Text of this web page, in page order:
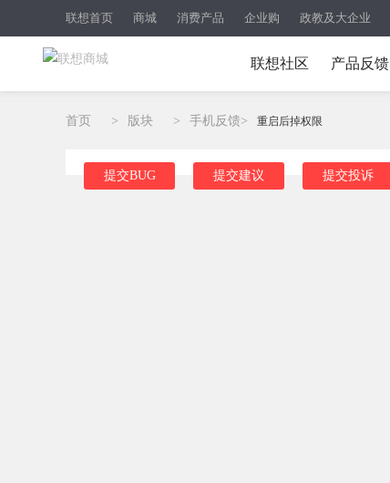
联想首页 商城 消费产品 企业购 政教及大企业
联想社区 产品反馈
首页 > 版块 > 手机反馈> 重启后掉权限
提交BUG 提交建议 提交投诉